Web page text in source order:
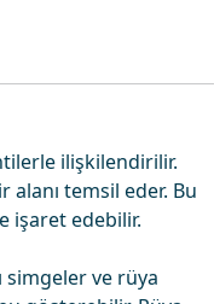
ilişkilendirilir.
temsil eder. Bu
işaret edebilir.
simgeler ve rüya